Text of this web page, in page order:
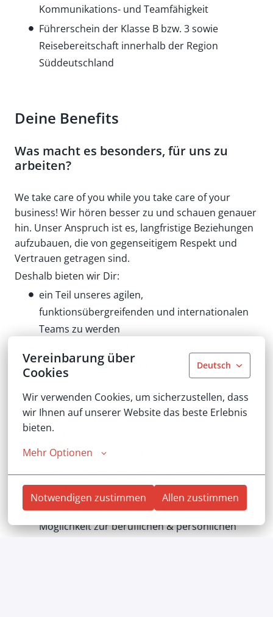
Vereinbarung über
Cookies
Deutsch
Wir verwenden Cookies, um sicherzustellen, dass
wir Ihnen auf unserer Website das beste Erlebnis
bieten.
Mehr Optionen
Notwendigen zustimmen Allen zustimmen
Kommunikations- und Teamfähigkeit
Führerschein der Klasse B bzw. 3 sowie
Reisebereitschaft innerhalb der Region
Süddeutschland
Deine Benefits
Was macht es besonders, für uns zu
arbeiten?
We take care of you while you take care of your
business! Wir hören besser zu und schauen genauer
hin. Unser Anspruch ist es, langfristige Beziehungen
aufzubauen, die von gegenseitigem Respekt und
Vertrauen getragen sind.
Deshalb bieten wir Dir:
ein Teil unseres agilen,
funktionsübergreifenden und internationalen
Teams zu werden
einem wachsenden mittelständischen
flexible und planbare Arbeitszeiten sowie ein
modernes, attraktives Arbeitsumfeld mit
Sicherheit und Perspektive durch einen
unbefristeten Arbeitsvertrag und 30 Tage
Personalentwicklungsangebote mit der
Möglichkeit zur beruflichen & persönlichen